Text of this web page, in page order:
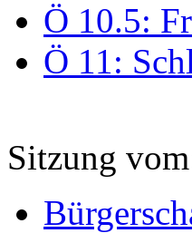
Ö 10.5:
Ö 11:
Sitzung